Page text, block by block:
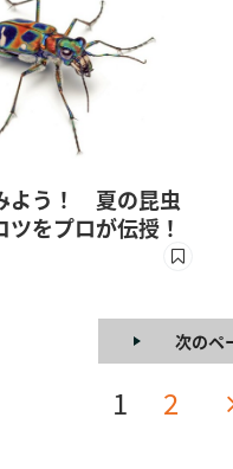
よう！ 夏の昆虫
をプロが伝授！
次のペ
1 2